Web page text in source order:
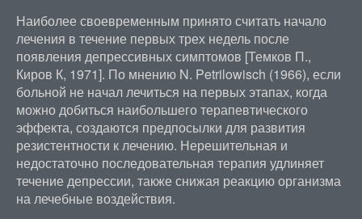
Наиболее своевременным принято считать начало
лечения в течение первых трех недель после
появления депрессивных симптомов [Темков П.,
Киров К, 1971]. По мнению N. Petrilowisch (1966), если
больной не начал лечиться на первых этапах, когда
можно добиться наибольшего терапевтического
эффекта, создаются предпосылки для развития
резистентности к лечению. Нерешительная и
недостаточно последовательная терапия удлиняет
течение депрессии, также снижая реакцию организма
на лечебные воздействия.